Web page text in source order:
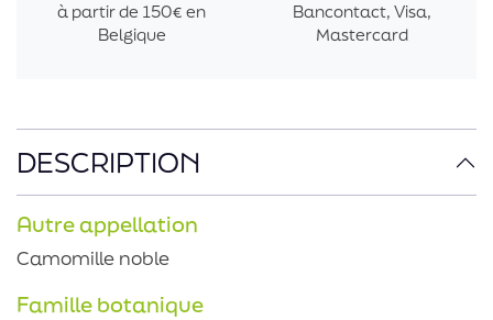
DESCRIPTION
Autre appellation
Camomille noble
Famille botanique
à partir de 150€ en
Belgique
Bancontact, Visa,
Mastercard